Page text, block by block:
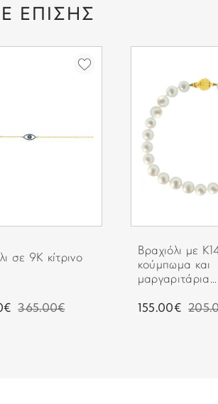
ΕΠΙΣΗΣ
σε 9Κ κίτρινο
365.00€
Βραχιόλι με
κούμπωμα και
μαργαριτάρια...
155.00€